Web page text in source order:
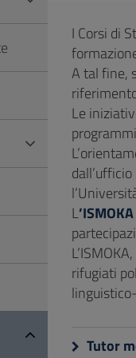
I Corsi di
A tal fine,
Le
dall’ufficio
L’ISMOKA
rifugiati
Tutor